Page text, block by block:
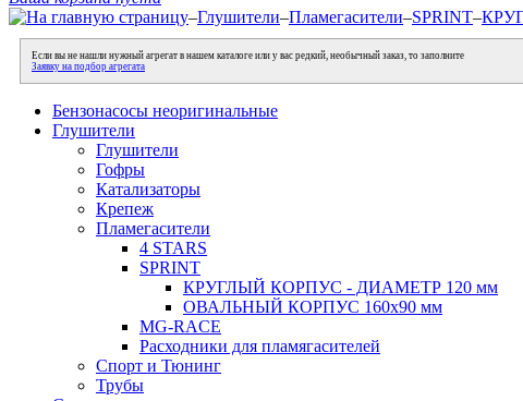
–Глушители–Пламегасители–SPRINT–
Если вы не нашли нужный агрегат в нашем каталоге или у вас редкий, необычный заказ, то заполните
Заявку на подбор агрегата
Бензонасосы неоригинальные
Глушители
Глушители
Гофры
Катализаторы
Крепеж
Пламегасители
4 STARS
SPRINT
КРУГЛЫЙ КОРПУС - ДИАМЕТР 120 мм
ОВАЛЬНЫЙ КОРПУС 160х90 мм
MG-RACE
Расходники для пламягасителей
Спорт и Тюнинг
Трубы